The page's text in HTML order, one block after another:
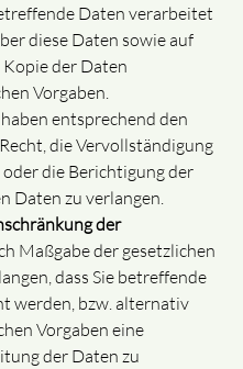
Daten verarbeitet
diese Daten sowie auf
der Daten
Vorgaben.
haben entsprechend den
die Vervollständigung
die Berichtigung der
Daten zu verlangen.
der
Maßgabe der gesetzlichen
dass Sie betreffende
werden, bzw. alternativ
Vorgaben eine
der Daten zu